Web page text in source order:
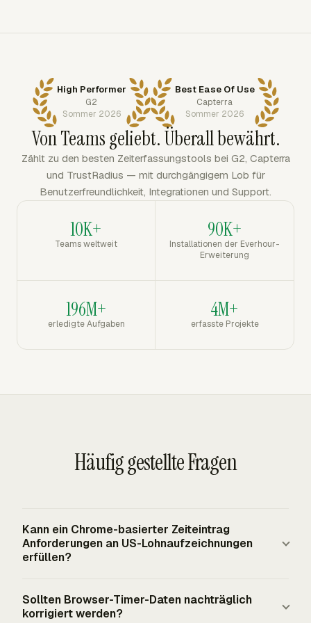
High Performer
G2
Sommer 2026
Best Ease Of Use
Capterra
Sommer 2026
Von Teams geliebt. Überall bewährt.
Zählt zu den besten Zeiterfassungstools bei G2, Capterra
und TrustRadius — mit durchgängigem Lob für
Benutzerfreundlichkeit, Integrationen und Support.
10K+
Teams weltweit
90K+
Installationen der Everhour-
Erweiterung
196M+
erledigte Aufgaben
4M+
erfasste Projekte
Häufig gestellte Fragen
Kann ein Chrome-basierter Zeiteintrag
Anforderungen an US-Lohnaufzeichnungen
erfüllen?
Lohnaufzeichnungen unterstützen, wenn der Arbeitgeber
Sollten Browser-Timer-Daten nachträglich
korrigiert werden?